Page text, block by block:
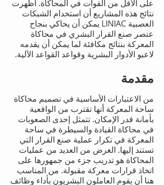
على الأقل من القوات في المحاكاة. أظهرت
نتائج هذه المشاريع أن استخدام الشبكات
العصبية LINIAC يمكن أن يحاكي بنجاح
عنصر صنع القرار البشري في محاكاة
المعركة بنتائج مكافئة لما يمكن أن يقدمه
لاعبو الأدوار البشرية وقواعد القواعد الآلية.
مقدمة
من الاعتبارات الأساسية في تصميم محاكاة
ساحة المعركة أنها تقترب من الواقعية
بأمانة قدر الإمكان. تتمثل إحدى الصعوبات
في محاكاة القيادة والسيطرة في ساحة
المعركة في تكرار عملية صنع القرار التي
تستند إليها. الغرض من العديد من عمليات
المحاكاة هو تدريب جزء من جمهورها على
اتخاذ قرارات معركة مقبولة. من المناسب
هنا أن يقوم العاملون البشريون بأداء وظائف